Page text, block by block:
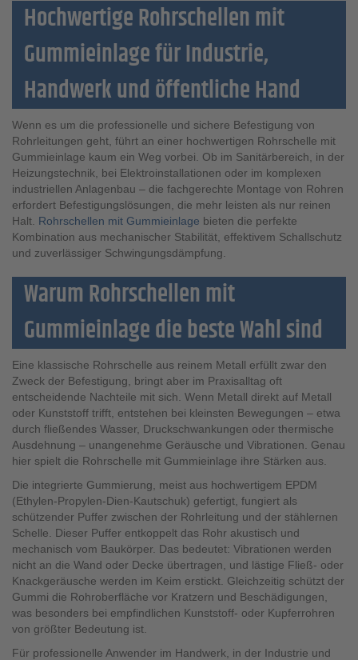
Hochwertige Rohrschellen mit
Gummieinlage für Industrie,
Handwerk und öffentliche Hand
Wenn es um die professionelle und sichere Befestigung von
Rohrleitungen geht, führt an einer hochwertigen Rohrschelle mit
Gummieinlage kaum ein Weg vorbei. Ob im Sanitärbereich, in der
Heizungstechnik, bei Elektroinstallationen oder im komplexen
industriellen Anlagenbau – die fachgerechte Montage von Rohren
erfordert Befestigungslösungen, die mehr leisten als nur reinen
Halt. Rohrschellen mit Gummieinlage bieten die perfekte
Kombination aus mechanischer Stabilität, effektivem Schallschutz
und zuverlässiger Schwingungsdämpfung.
Warum Rohrschellen mit
Gummieinlage die beste Wahl sind
Eine klassische Rohrschelle aus reinem Metall erfüllt zwar den
Zweck der Befestigung, bringt aber im Praxisalltag oft
entscheidende Nachteile mit sich. Wenn Metall direkt auf Metall
oder Kunststoff trifft, entstehen bei kleinsten Bewegungen – etwa
durch fließendes Wasser, Druckschwankungen oder thermische
Ausdehnung – unangenehme Geräusche und Vibrationen. Genau
hier spielt die Rohrschelle mit Gummieinlage ihre Stärken aus.
Die integrierte Gummierung, meist aus hochwertigem EPDM
(Ethylen-Propylen-Dien-Kautschuk) gefertigt, fungiert als
schützender Puffer zwischen der Rohrleitung und der stählernen
Schelle. Dieser Puffer entkoppelt das Rohr akustisch und
mechanisch vom Baukörper. Das bedeutet: Vibrationen werden
nicht an die Wand oder Decke übertragen, und lästige Fließ- oder
Knackgeräusche werden im Keim erstickt. Gleichzeitig schützt der
Gummi die Rohroberfläche vor Kratzern und Beschädigungen,
was besonders bei empfindlichen Kunststoff- oder Kupferrohren
von größter Bedeutung ist.
Für professionelle Anwender im Handwerk, in der Industrie und